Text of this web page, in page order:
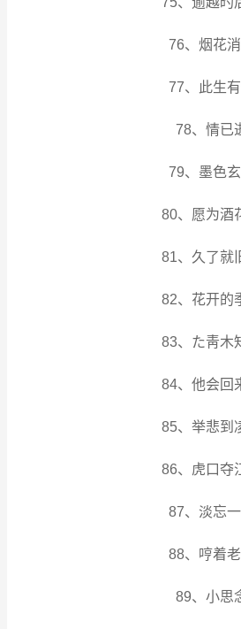
76、烟花
77、此生
78、情已
79、墨色
80、愿为酒
81、久了就
82、花开的
83、た靑木
84、他会回
85、举悲到
86、虎口夺
87、淡忘
88、哼着
89、小思